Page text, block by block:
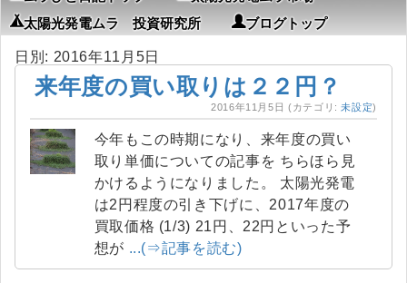
太陽光発電ムラ 投資研究所
ブログトップ
日別: 2016年11月5日
来年度の買い取りは２２円？
2016年11月5日 (カテゴリ:未設定)
今年もこの時期になり、来年度の買い
取り単価についての記事を ちらほら見
かけるようになりました。 太陽光発電
は2円程度の引き下げに、2017年度の
買取価格 (1/3) 21円、22円といった予
想が ...(⇒記事を読む)